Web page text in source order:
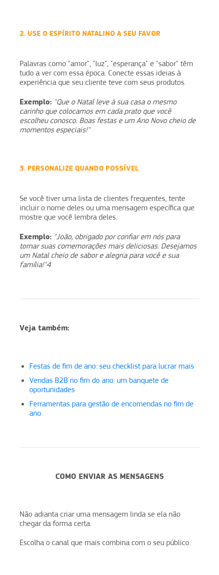
2. USE O ESPÍRITO NATALINO A SEU FAVOR
Palavras como "amor", "luz", "esperança" e "sabor" têm
tudo a ver com essa época. Conecte essas ideias à
experiência que seu cliente teve com seus produtos.
Exemplo: "Que o Natal leve à sua casa o mesmo
carinho que colocamos em cada prato que você
escolheu conosco. Boas festas e um Ano Novo cheio de
momentos especiais!"
3. PERSONALIZE QUANDO POSSÍVEL
Se você tiver uma lista de clientes frequentes, tente
incluir o nome deles ou uma mensagem específica que
mostre que você lembra deles.
Exemplo: "João, obrigado por confiar em nós para
tornar suas comemorações mais deliciosas. Desejamos
um Natal cheio de sabor e alegria para você e sua
família!"4
Veja também:
Festas de fim de ano: seu checklist para lucrar mais
Vendas B2B no fim do ano: um banquete de
oportunidades
Ferramentas para gestão de encomendas no fim de
ano
COMO ENVIAR AS MENSAGENS
Não adianta criar uma mensagem linda se ela não
chegar da forma certa.
Escolha o canal que mais combina com o seu público: